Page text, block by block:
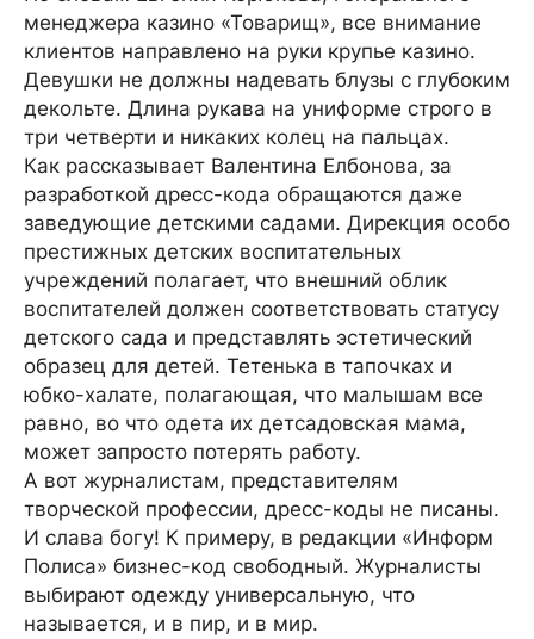
менеджера казино «Товарищ», все внимание
клиентов направлено на руки крупье казино.
Девушки не должны надевать блузы с глубоким
декольте. Длина рукава на униформе строго в
три четверти и никаких колец на пальцах.
Как рассказывает Валентина Елбонова, за
разработкой дресс-кода обращаются даже
заведующие детскими садами. Дирекция особо
престижных детских воспитательных
учреждений полагает, что внешний облик
воспитателей должен соответствовать статусу
детского сада и представлять эстетический
образец для детей. Тетенька в тапочках и
юбко-халате, полагающая, что малышам все
равно, во что одета их детсадовская мама,
может запросто потерять работу.
А вот журналистам, представителям
творческой профессии, дресс-коды не писаны.
И слава богу! К примеру, в редакции «Информ
Полиса» бизнес-код свободный. Журналисты
выбирают одежду универсальную, что
называется, и в пир, и в мир.